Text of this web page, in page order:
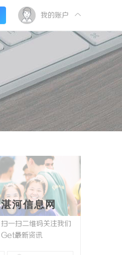
我的账户
湛河信息网
扫一扫二维码关注我们
Get最新资讯